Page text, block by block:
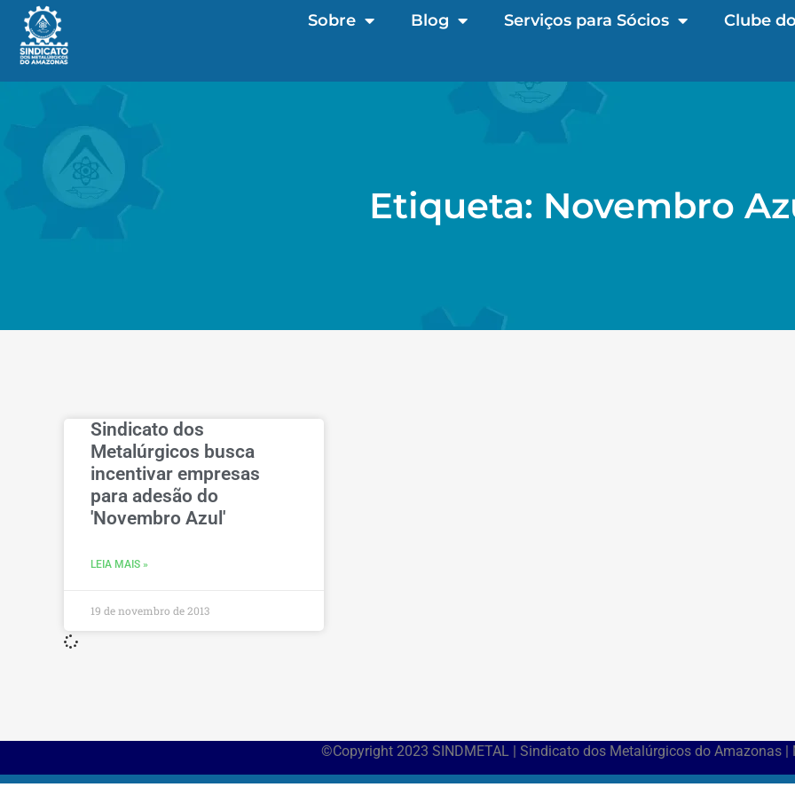
Sobre Blog Serviços para Sócios Clube
Etiqueta: Novembro
Sindicato dos
Metalúrgicos busca
incentivar empresas
para adesão do
'Novembro Azul'
LEIA MAIS »
19 de novembro de 2013
©Copyright 2023 SINDMETAL | Sindicato dos Metalúrgicos do Amazonas |